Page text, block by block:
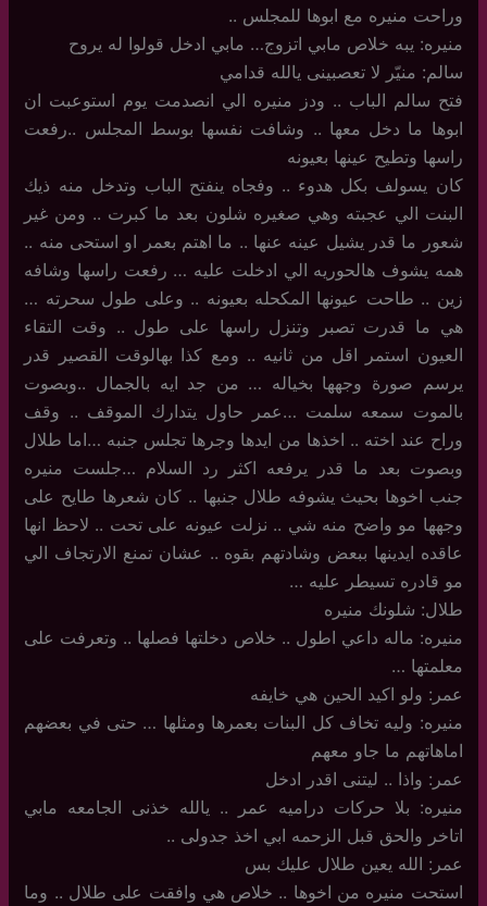
وراحت منيره مع ابوها للمجلس ..
منيره: يبه خلاص مابي اتزوج… مابي ادخل قولوا له يروح
سالم: منيّر لا تعصبينى يالله قدامي
فتح سالم الباب .. ودز منيره الي انصدمت يوم استوعبت ان
ابوها ما دخل معها .. وشافت نفسها بوسط المجلس ..رفعت
راسها وتطيح عينها بعيونه
كان يسولف بكل هدوء .. وفجاه ينفتح الباب وتدخل منه ذيك
البنت الي عجبته وهي صغيره شلون بعد ما كبرت .. ومن غير
شعور ما قدر يشيل عينه عنها .. ما اهتم بعمر او استحى منه ..
همه يشوف هالحوريه الي ادخلت عليه … رفعت راسها وشافه
زين .. طاحت عيونها المكحله بعيونه .. وعلى طول سحرته …
هي ما قدرت تصبر وتنزل راسها على طول .. وقت التقاء
العيون استمر اقل من ثانيه .. ومع كذا بهالوقت القصير قدر
يرسم صورة وجهها بخياله … من جد ايه بالجمال ..وبصوت
بالموت سمعه سلمت …عمر حاول يتدارك الموقف .. وقف
وراح عند اخته .. اخذها من ايدها وجرها تجلس جنبه …اما طلال
وبصوت بعد ما قدر يرفعه اكثر رد السلام …جلست منيره
جنب اخوها بحيث يشوفه طلال جنبها .. كان شعرها طايح على
وجهها مو واضح منه شي .. نزلت عيونه على تحت .. لاحظ انها
عاقده ايدينها ببعض وشادتهم بقوه .. عشان تمنع الارتجاف الي
مو قادره تسيطر عليه …
طلال: شلونك منيره
منيره: ماله داعي اطول .. خلاص دخلتها فصلها .. وتعرفت على
معلمتها …
عمر: ولو اكيد الحين هي خايفه
منيره: وليه تخاف كل البنات بعمرها ومثلها … حتى في بعضهم
اماهاتهم ما جاو معهم
عمر: واذا .. ليتنى اقدر ادخل
منيره: بلا حركات دراميه عمر .. يالله خذنى الجامعه مابي
اتاخر والحق قبل الزحمه ابي اخذ جدولى ..
عمر: الله يعين طلال عليك بس
استحت منيره من اخوها .. خلاص هي وافقت على طلال .. وما